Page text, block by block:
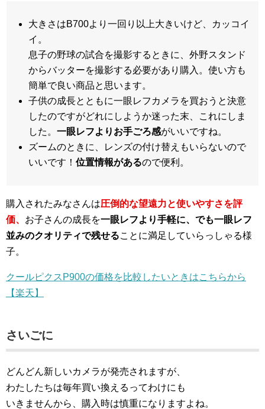
大きさはB700より一回り以上大きいけど、カッコイ
イ。
息子の野球の試合を撮影するときに、外野スタンド
からバッターを撮影する必要があり購入。使い方も
簡単で良い商品と思います。
子供の成長とともに一眼レフカメラを買おうと決意
したのですがどれにしようか迷った末、これにしま
した。一眼レフよりお手ごろ感がいいですね。
ズームのときに、レンズの付け替えもいらないので
いいです！位置情報があるので便利。
購入されたみなさんは圧倒的な望遠力と使いやすさを評
価、 お子さんの成長を一眼レフより手軽に、でも一眼レフ
並みのクオリティで残せることに満足していらっしゃる様
子。
クールピクスP900の価格を比較したいときはこちらから
【楽天】
さいごに
どんどん新しいカメラが発売されますが、
わたしたちは毎年買い換えるってわけにも
いきませんから、購入時は慎重になりますよね。